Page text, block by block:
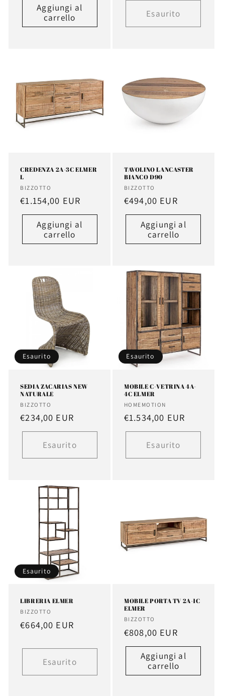
Aggiungi al
carrello
Esaurito
CREDENZA 2A-3C ELMER
L
Fornitore:
BIZZOTTO
Prezzo
di
listino
€1.154,00 EUR
Aggiungi al
carrello
TAVOLINO LANCASTER
BIANCO D90
Fornitore:
BIZZOTTO
Prezzo
di
listino
€494,00 EUR
Aggiungi al
carrello
Esaurito
SEDIA ZACARIAS NEW
NATURALE
Fornitore:
BIZZOTTO
Prezzo
di
listino
€234,00 EUR
Esaurito
Esaurito
MOBILE C-VETRINA 4A-
4C ELMER
Fornitore:
HOMEMOTION
Prezzo
di
listino
€1.534,00 EUR
Esaurito
Esaurito
LIBRERIA ELMER
Fornitore:
BIZZOTTO
Prezzo
listino
€664,00 EUR
Esaurito
MOBILE PORTA TV 2A-1C
ELMER
Fornitore:
BIZZOTTO
Prezzo
di
listino
€808,00 EUR
Aggiungi al
carrello